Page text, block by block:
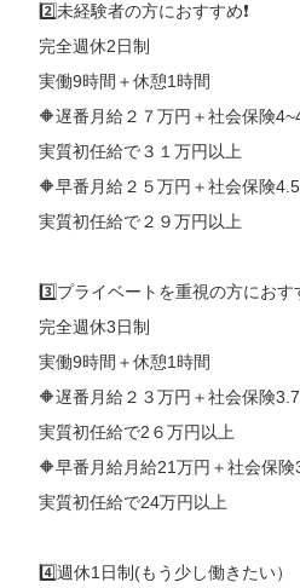
2️⃣未経験者の方におすすめ❗️
完全週休2日制
実働9時間＋休憩1時間
🔶遅番月給２７万円＋社会保険
実質初任給で３１万円以上
🔶早番月給２５万円＋社会保険
実質初任給で２９万円以上
3️⃣プライベートを重視の方におす
完全週休3日制
実働9時間＋休憩1時間
🔶遅番月給２３万円＋社会保険
実質初任給で2６万円以上
🔶早番月給月給21万円＋社会保
実質初任給で24万円以上
4️⃣週休1日制(もう少し働きたい）